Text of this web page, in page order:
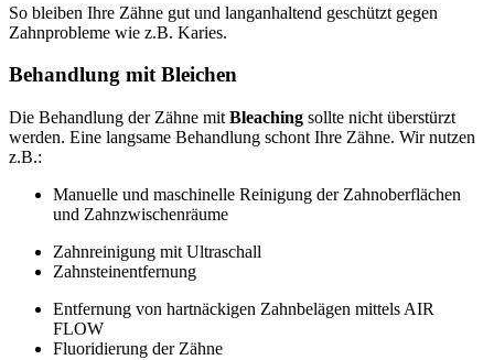
So bleiben Ihre Zähne gut und langanhaltend geschützt gegen
Zahnprobleme wie z.B. Karies.
Behandlung mit Bleichen
Die Behandlung der Zähne mit Bleaching sollte nicht überstürzt
werden. Eine langsame Behandlung schont Ihre Zähne. Wir nutzen
z.B.:
Manuelle und maschinelle Reinigung der Zahnoberflächen
und Zahnzwischenräume
Zahnreinigung mit Ultraschall
Zahnsteinentfernung
Entfernung von hartnäckigen Zahnbelägen mittels AIR
FLOW
Fluoridierung der Zähne